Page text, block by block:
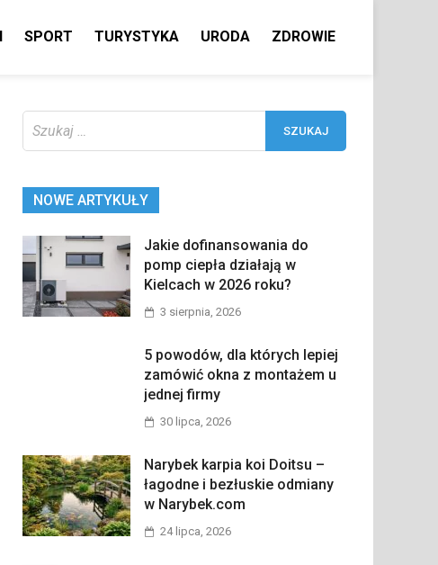
SPORT TURYSTYKA URODA ZDROWIE
NOWE ARTYKUŁY
Jakie dofinansowania do
pomp ciepła działają w
Kielcach w 2026 roku?
3 sierpnia, 2026
5 powodów, dla których lepiej
zamówić okna z montażem u
jednej firmy
30 lipca, 2026
Narybek karpia koi Doitsu –
łagodne i bezłuskie odmiany
w Narybek.com
24 lipca, 2026